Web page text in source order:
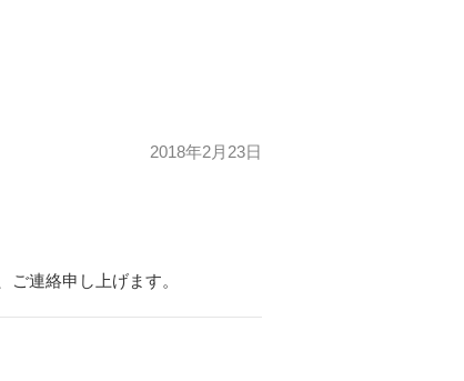
2018年2月23日
連絡申し上げます。